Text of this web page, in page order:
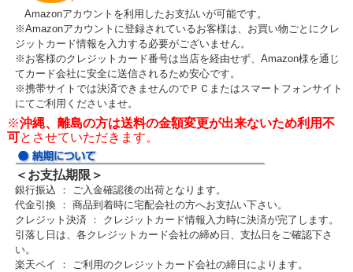
Amazonアカウントを利用したお支払いが可能です。
※Amazonアカウントに登録されているお客様は、お買い物ごとにクレ
ジットカード情報を入力する必要がございません。
※お客様のクレジットカード番号は当店を経由せず、Amazon様を通じ
てカード会社に安全に送信されるため安心です。
※携帯サイトでは決済できませんのでＰＣまたはスマートフォンサイト
にてご利用くださいませ。
※沖縄、離島の方は送料の金額変更が出来ないため利用不
可とさせていただきます。
＜お支払期限＞
銀行振込 ： ご入金確認後の出荷となります。
代金引換 ： 商品到着時に宅配会社の方へお支払い下さい。
クレジット決済 ： クレジットカード情報入力時に決済が完了します。
引落し日は、各クレジットカード会社の締め日、支払日をご確認下さ
い。
楽天ペイ ： ご利用のクレジットカード会社の締日によります。